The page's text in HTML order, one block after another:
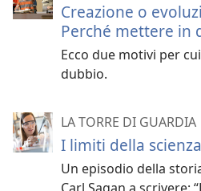
Creazione o
Perché mettere in
Ecco due motivi per
dubbio.
LA TORRE DI GUARDIA
I limiti della scienza
Un episodio della